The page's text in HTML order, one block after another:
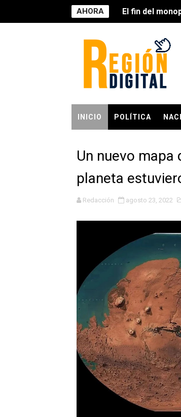
AHORA El fin del
"Bancarrota
La carrera
La economía
La carrera de
La IA no está
Julio César
Menos
El
México legisla
Ninfa Cantú
Respaldan
José Luis
Gemelos
La nueva
La inteligencia
INICIO POLÍTICA
Un nuevo
planeta
Redacción agosto 23, 2022